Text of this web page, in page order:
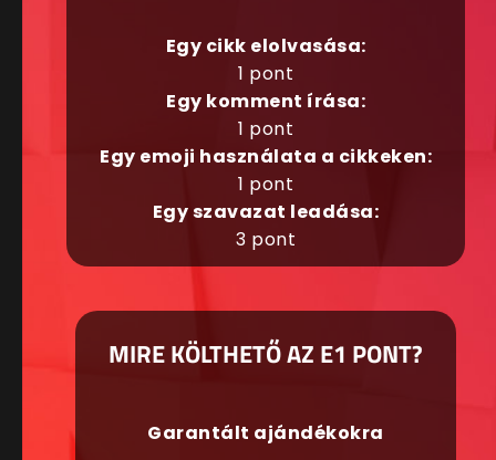
Egy cikk elolvasása:
1 pont
Egy komment írása:
1 pont
Egy emoji használata a cikkeken:
1 pont
Egy szavazat leadása:
3 pont
MIRE KÖLTHETŐ AZ E1 PONT?
Garantált ajándékokra